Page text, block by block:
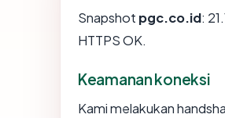
Snapshot pgc.co.id:
HTTPS OK.
Keamanan koneksi
Kami melakukan